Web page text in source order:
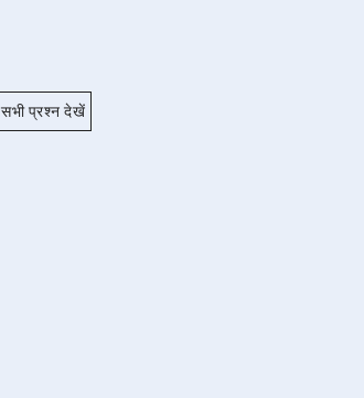
सभी प्रश्न देखें